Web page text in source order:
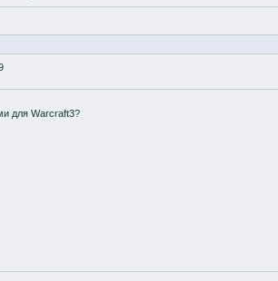
для Warcraft3?